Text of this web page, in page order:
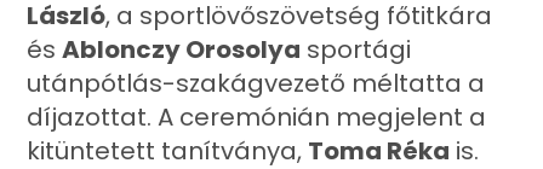
László, a sportlövőszövetség főtitkára
ésAblonczy Orosolya sportági
utánpótlás-szakágvezető méltatta a
díjazottat. A ceremónián megjelent a
kitüntetett tanítványa, Toma Réka is.